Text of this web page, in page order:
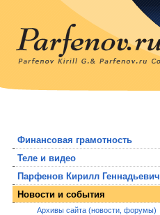
Финансовая грамотность
Теле и видео
Парфенов Кирилл Геннадьевич
Новости и события
Архивы сайта (новости, форумы)